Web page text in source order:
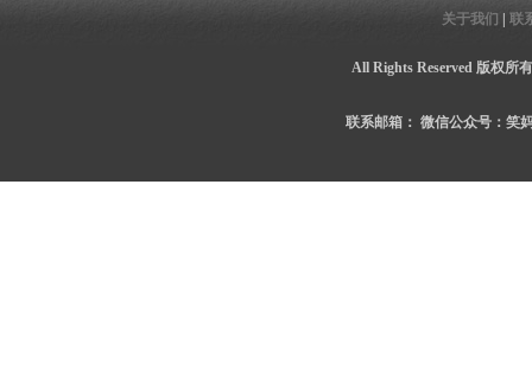
关于我们 联
All Rights Reserved 版权
联系邮箱： 微信公众号：笑